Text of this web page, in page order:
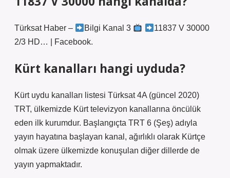
Türksat Haber – Bilgi Kanal 3
11837 V 30000
2/3 HD… | Facebook.
Kürt kanalları hangi uyduda?
Kürt uydu kanalları listesi Türksat 4A (güncel 2020)
TRT, ülkemizde Kürt televizyon kanallarına öncülük
eden ilk kurumdur. Başlangıçta TRT 6 (Şeş) adıyla
yayın hayatına başlayan kanal, ağırlıklı olarak Kürtçe
olmak üzere ülkemizde konuşulan diğer dillerde de
yayın yapmaktadır.